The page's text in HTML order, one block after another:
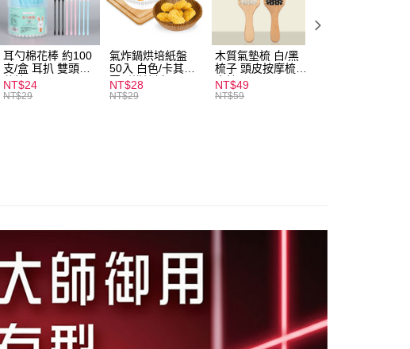
全家取貨付款
每筆NT$60，滿NT$599(含以上)免運費
付款後全家取貨
每筆NT$60，滿NT$599(含以上)免運費
耳勺棉花棒 約100
支/盒 耳扒 雙頭棉
花棒
NT$24
NT$29
氣炸鍋烘培紙盤
50入 白色/卡其色
圓形烘焙紙
NT$28
NT$29
木質氣墊梳 白/黑
梳子 頭皮按摩梳
木梳
NT$49
NT$59